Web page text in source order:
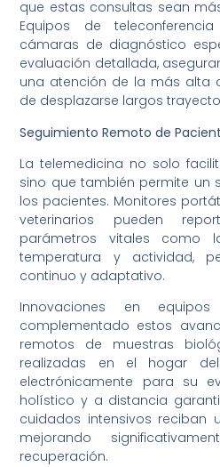
que estas consultas sean
Equipos de
cámaras de diagnóstico
evaluación detallada,
una atención de la más alta
de desplazarse largos
Seguimiento Remoto de
La telemedicina no solo
sino que también permite un
los pacientes. Monitores
veterinarios pueden
parámetros vitales como
temperatura y actividad,
continuo y adaptativo.
Innovaciones en
complementado estos
remotos de muestras
realizadas en el hogar
electrónicamente para su
holístico y a distancia
cuidados intensivos reciban
mejorando
recuperación.